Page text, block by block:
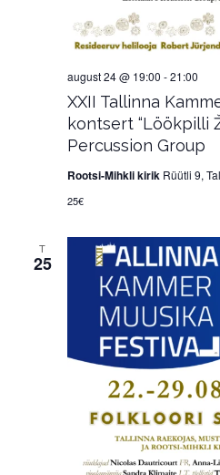
XXII Tallinna
kontsert “Löökpilli
Percussion Group
august 24 @ 19:00 -21:00
Rootsi-Mihkli kirik Rüütli 9,
25€
T
25